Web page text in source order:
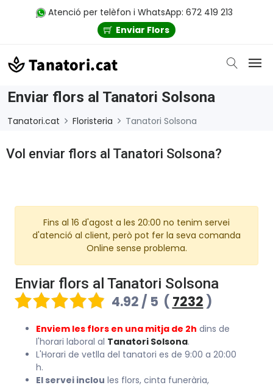
Atenció per telèfon i WhatsApp: 672 419 213
Enviar Flors
Enviar flors al Tanatori Solsona
Tanatori.cat Floristeria Tanatori Solsona
Vol enviar flors al Tanatori Solsona?
Fins al 16 d'agost a les 20:00 no tenim servei
d'atenció al client, però pot fer la seva comanda
Online sense problema.
Enviar flors al Tanatori Solsona
4.92 / 5 ( 7232 )
Enviem les flors en una mitja de 2h dins de
l'horari laboral al Tanatori Solsona.
L'Horari de vetlla del tanatori es de 9:00 a 20:00
h.
El servei inclou les flors, cinta funerària,